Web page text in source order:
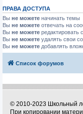
ПРАВА ДОСТУПА
Вы не можете начинать темы
Вы не можете отвечать на
Вы не можете редактировать
Вы не можете удалять свои
Вы не можете добавлять
Список форумов
© 2010-2023 Школьный
При копировании